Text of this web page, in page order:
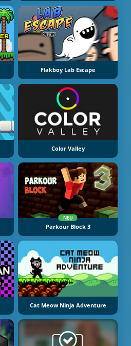
Flakboy Lab Escape
Color Valley
NEU
Parkour Block 3
Cat Meow Ninja Adventure